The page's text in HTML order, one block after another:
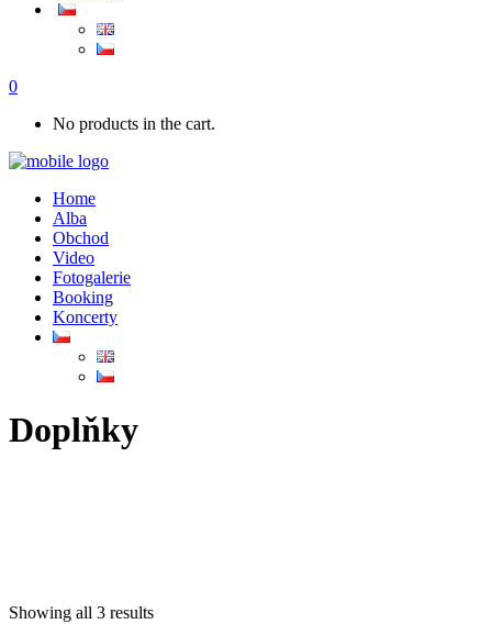
0
No products in the cart.
Home
Alba
Obchod
Video
Fotogalerie
Booking
Koncerty
Doplňky
Showing all 3 results